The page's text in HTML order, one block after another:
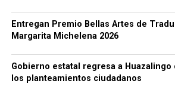
Entregan Premio Bellas Artes de
Margarita Michelena 2026
Gobierno estatal regresa a
los planteamientos ciudadanos